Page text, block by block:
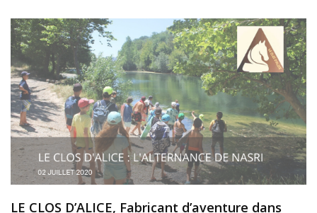
LE CLOS D’ALICE, Fabricant d’aventure dans